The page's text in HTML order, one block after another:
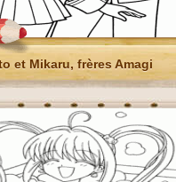
et Mikaru, frères Amagi